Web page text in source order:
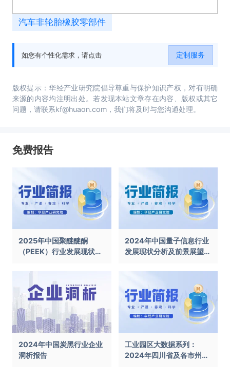
汽车非轮胎橡胶零部件
如您有个性化需求，请点击 定制服务
版权提示：华经产业研究院倡导尊重与保护知识产权，对有明确
来源的内容均注明出处。若发现本站文章存在内容、版权或其它
问题，请联系kf@huaon.com，我们将及时与您沟通处理。
免费报告
2025年中国聚醚醚酮
（PEEK）行业发展现状及
2024年中国量子信息行业
发展现状分析及前景展望报
2024年中国炭黑行业企业
洞析报告
工业园区大数据系列：
2024年四川省及各市州工